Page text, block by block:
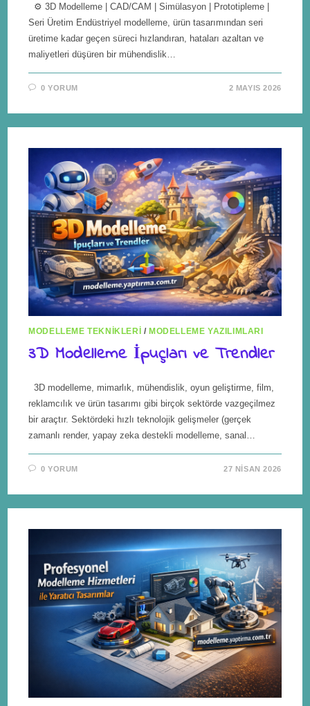
⚙️ 3D Modelleme | CAD/CAM | Simülasyon | Prototipleme |
Seri Üretim Endüstriyel modelleme, ürün tasarımından seri
üretime kadar geçen süreci hızlandıran, hataları azaltan ve
maliyetleri düşüren bir mühendislik…
0 YORUM 2 MAYIS 2026
MODELLEME TEKNIKLERI / MODELLEME YAZILIMLARI
3D Modelleme İpuçları ve Trendler
3D modelleme, mimarlık, mühendislik, oyun geliştirme, film,
reklamcılık ve ürün tasarımı gibi birçok sektörde vazgeçilmez
bir araçtır. Sektördeki hızlı teknolojik gelişmeler (gerçek
zamanlı render, yapay zeka destekli modelleme, sanal…
0 YORUM 27 NISAN 2026